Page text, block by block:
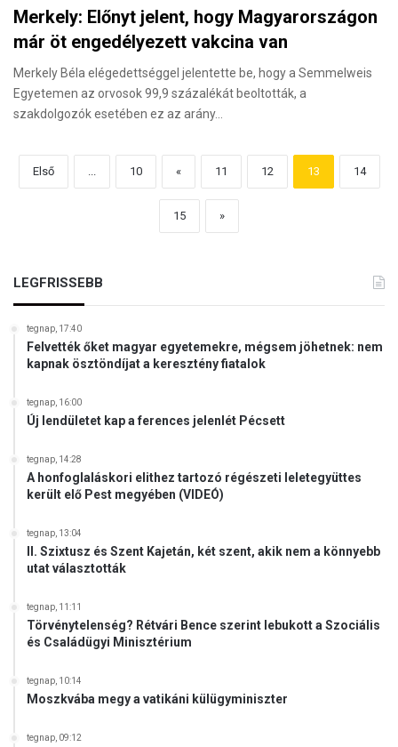
Merkely: Előnyt jelent, hogy Magyarországon
már öt engedélyezett vakcina van
Merkely Béla elégedettséggel jelentette be, hogy a Semmelweis
Egyetemen az orvosok 99,9 százalékát beoltották, a
szakdolgozók esetében ez az arány…
Első 10 « 11 12 13 14
15 »
LEGFRISSEBB
tegnap, 17:40
Felvették őket magyar egyetemekre, mégsem jöhetnek: nem
kapnak ösztöndíjat a keresztény fiatalok
tegnap, 16:00
Új lendületet kap a ferences jelenlét Pécsett
tegnap, 14:28
A honfoglaláskori elithez tartozó régészeti leletegyüttes
került elő Pest megyében (VIDEÓ)
tegnap, 13:04
II. Szixtusz és Szent Kajetán, két szent, akik nem a könnyebb
utat választották
tegnap, 11:11
Törvénytelenség? Rétvári Bence szerint lebukott a Szociális
és Családügyi Minisztérium
tegnap, 10:14
Moszkvába megy a vatikáni külügyminiszter
tegnap, 09:12